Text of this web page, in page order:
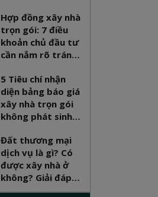
Hợp đồng xây nhà
trọn gói: 7 điều
khoản chủ đầu tư
cần nắm rõ tránh
5 Tiêu chí nhận
diện bảng báo giá
xây nhà trọn gói
không phát sinh
Đất thương mại
dịch vụ là gì? Có
được xây nhà ở
không? Giải đáp
pháp lý mới nhất